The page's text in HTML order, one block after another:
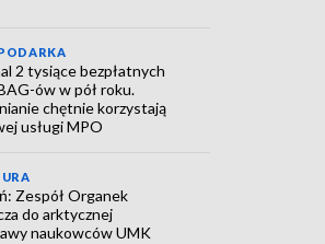
2 tysiące bezpłatnych
ów w pół roku.
chętnie korzystają
usługi MPO
Zespół Organek
do arktycznej
naukowców UMK